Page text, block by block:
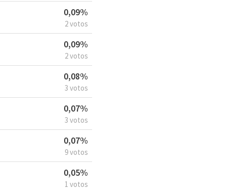
0,09%
2 votos
0,09%
2 votos
0,08%
3 votos
0,07%
3 votos
0,07%
9 votos
0,05%
1 votos